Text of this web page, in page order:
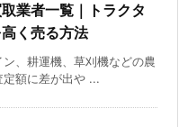
業者一覧｜トラクタ
く売る方法
ン、耕運機、草刈機などの農
額に差が出や ...